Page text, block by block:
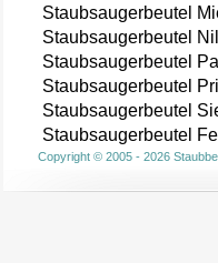
Staubsaugerbeutel
Staubsaugerbeutel
Staubsaugerbeutel
Staubsaugerbeutel
Staubsaugerbeutel
Staubsaugerbeutel
Copyright © 2005 - 2026